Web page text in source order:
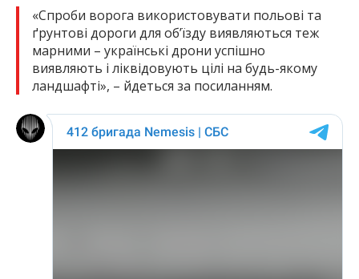
«Спроби ворога використовувати польові та
ґрунтові дороги для об’їзду виявляються теж
марними – українські дрони успішно
виявляють і ліквідовують цілі на будь-якому
ландшафті», – йдеться за посиланням.